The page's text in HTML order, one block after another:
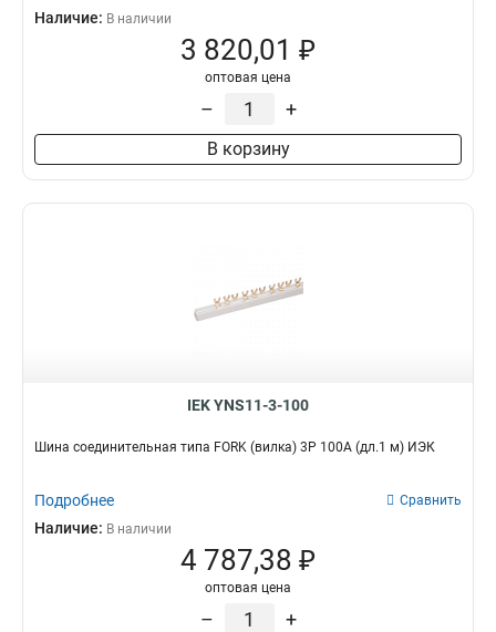
Наличие: В наличии
3 820,01 ₽
оптовая цена
– +
В корзину
IEK YNS11-3-100
Шина соединительная типа FORK (вилка) 3Р 100А (дл.1 м) ИЭК
Подробнее Сравнить
Наличие: В наличии
4 787,38 ₽
оптовая цена
– +